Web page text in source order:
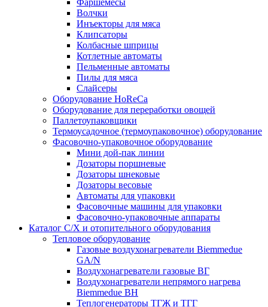
Фаршемесы
Волчки
Инъекторы для мяса
Клипсаторы
Колбасные шприцы
Котлетные автоматы
Пельменные автоматы
Пилы для мяса
Слайсеры
Оборудование HoReCa
Оборудование для переработки овощей
Паллетоупаковщики
Термоусадочное (термоупаковочное) оборудование
Фасовочно-упаковочное оборудование
Мини дой-пак линии
Дозаторы поршневые
Дозаторы шнековые
Дозаторы весовые
Автоматы для упаковки
Фасовочные машины для упаковки
Фасовочно-упаковочные аппараты
Каталог С/Х и отопительного оборудования
Тепловое оборудование
Газовые воздухонагреватели Biemmedue
GA/N
Воздухонагреватели газовые ВГ
Воздухонагреватели непрямого нагрева
Biemmedue BH
Теплогенераторы ТГЖ и ТГГ